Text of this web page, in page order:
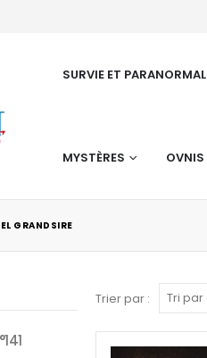
SURVIE ET PARANORMAL
MYSTÈRES OVNIS
GRANDSIRE
Trier par :